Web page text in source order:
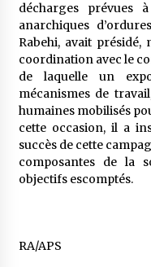
décharges prévues
anarchiques
Rabehi, avait
coordination avec le
de laquelle un
mécanismes de
humaines mobilisés
cette occasion, il a
succès de cette
composantes de la
objectifs escomptés.
RA/APS